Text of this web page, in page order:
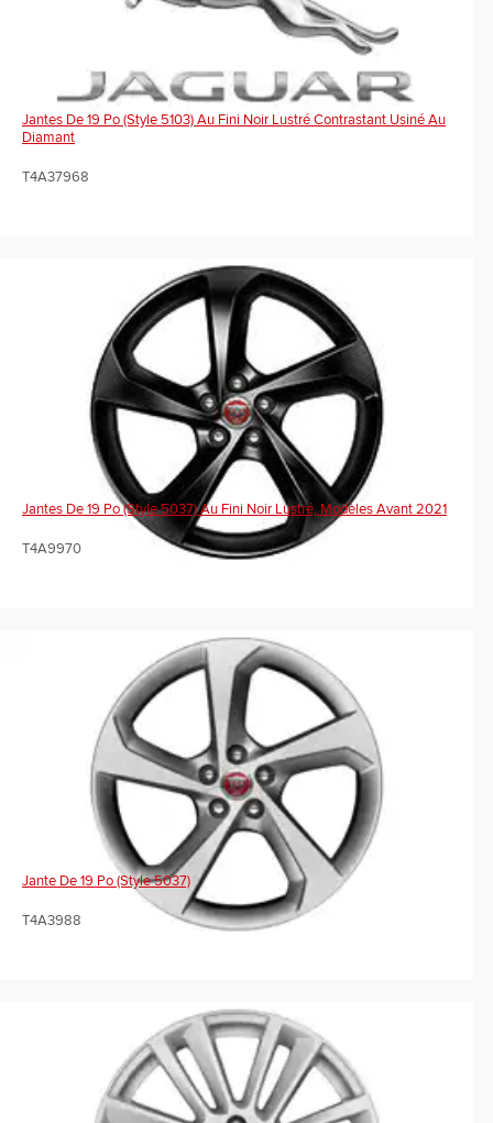
Jantes De 19 Po (Style 5103) Au Fini Noir Lustré Contrastant Usiné Au
Diamant
T4A37968
Jantes De 19 Po (Style 5037) Au Fini Noir Lustré, Modèles Avant 2021
T4A9970
Jante De 19 Po (Style 5037)
T4A3988